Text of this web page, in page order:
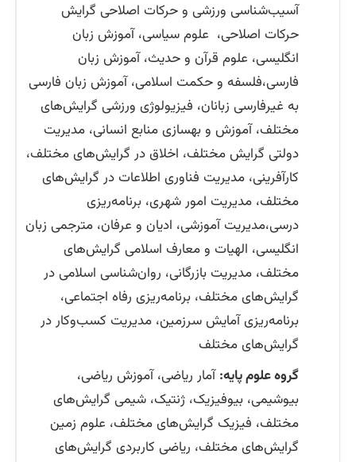
آسیب‌شناسی ورزشی و حرکات اصلاحی گرایش
حرکات اصلاحی، علوم سیاسی، آموزش زبان
انگلیسی، علوم قرآن و حدیث، آموزش زبان
فارسی،فلسفه و حکمت اسلامی، آموزش زبان فارسی
به غیرفارسی ‌زبانان، فیزیولوژی ورزشی گرایش‌های
مختلف، آموزش و بهسازی منابع انسانی، مدیریت
دولتی گرایش مختلف، اخلاق در گرایش‌های مختلف،
کارآفرینی، مدیریت فناوری اطلاعات در گرایش‌های
مختلف، مدیریت امور شهری، برنامه‌ریزی
درسی،مدیریت آموزشی، ادیان و عرفان، مترجمی زبان
انگلیسی، الهیات و معارف اسلامی گرایش‌های
مختلف، مدیریت بازرگانی، روان‌شناسی اسلامی در
گرایش‌های مختلف، برنامه‌ریزی رفاه اجتماعی،
برنامه‌ریزی آمایش سرزمین، مدیریت کسب‌وکار در
گرایش‌های مختلف
گروه علوم پایه:آمار ریاضی، آموزش ریاضی،
بیوشیمی، بیوفیزیک، ژنتیک، شیمی گرایش‌های
مختلف، فیزیک گرایش‌های مختلف، علوم زمین
گرایش‌های مختلف، ریاضی کاربردی گرایش‌های